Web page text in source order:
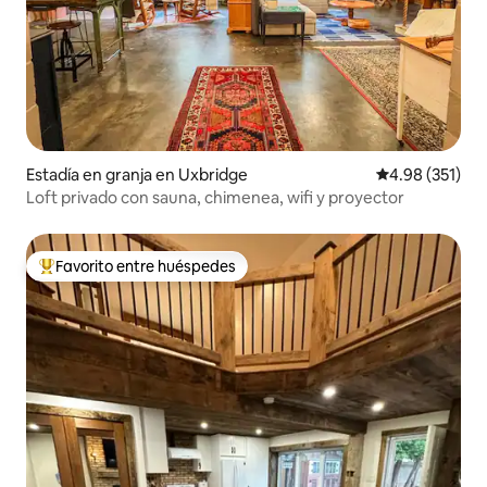
Estadía en granja en Uxbridge Calificación
4.98 (351)
Loft privado con sauna, chimenea, wifi y proyector
Favorito entre huéspedes preferido
Favorito entre huéspedes